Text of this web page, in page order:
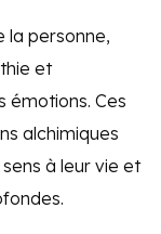
la personne,
et
émotions. Ces
alchimiques
à leur vie et